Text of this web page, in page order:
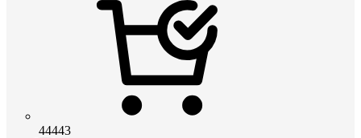
44443